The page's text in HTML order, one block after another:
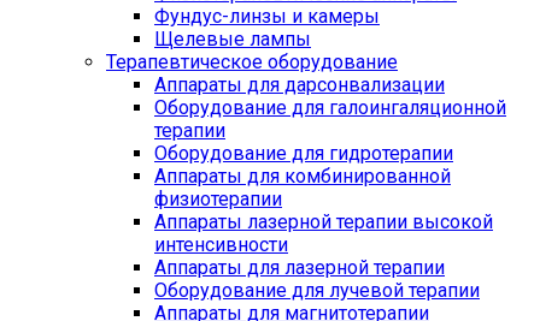
Фундус-линзы и камеры
Щелевые лампы
Терапевтическое оборудование
Аппараты для дарсонвализации
Оборудование для галоингаляционной
терапии
Оборудование для гидротерапии
Аппараты для комбинированной
физиотерапии
Аппараты лазерной терапии высокой
интенсивности
Аппараты для лазерной терапии
Оборудование для лучевой терапии
Аппараты для магнитотерапии